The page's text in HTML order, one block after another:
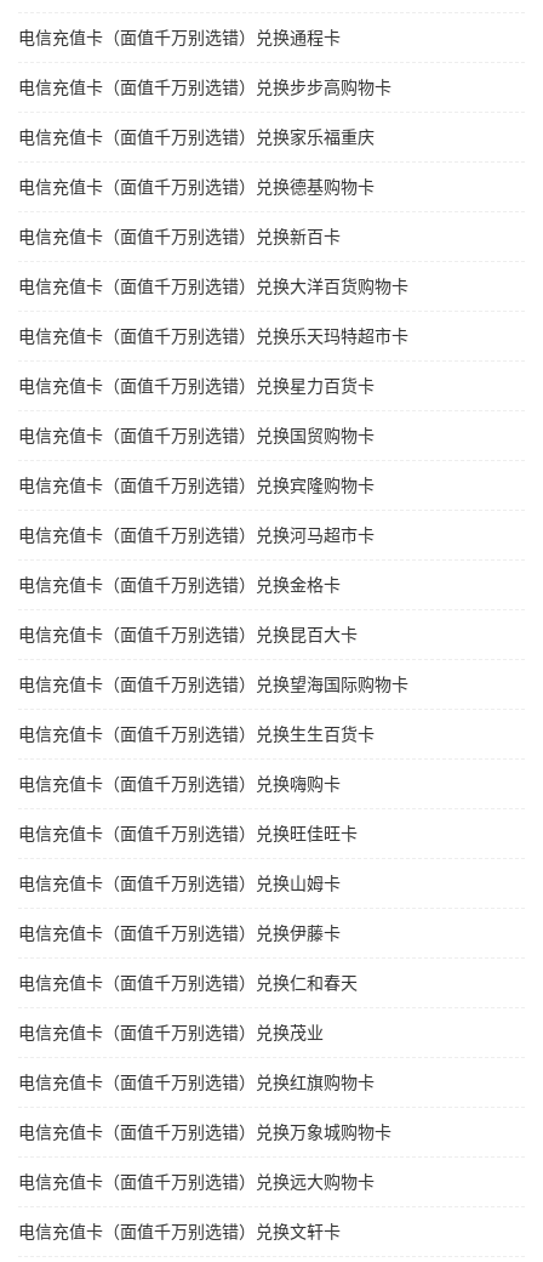
电信充值卡（面值千万别选错）兑换通程卡
电信充值卡（面值千万别选错）兑换步步高购物卡
电信充值卡（面值千万别选错）兑换家乐福重庆
电信充值卡（面值千万别选错）兑换德基购物卡
电信充值卡（面值千万别选错）兑换新百卡
电信充值卡（面值千万别选错）兑换大洋百货购物卡
电信充值卡（面值千万别选错）兑换乐天玛特超市卡
电信充值卡（面值千万别选错）兑换星力百货卡
电信充值卡（面值千万别选错）兑换国贸购物卡
电信充值卡（面值千万别选错）兑换宾隆购物卡
电信充值卡（面值千万别选错）兑换河马超市卡
电信充值卡（面值千万别选错）兑换金格卡
电信充值卡（面值千万别选错）兑换昆百大卡
电信充值卡（面值千万别选错）兑换望海国际购物卡
电信充值卡（面值千万别选错）兑换生生百货卡
电信充值卡（面值千万别选错）兑换嗨购卡
电信充值卡（面值千万别选错）兑换旺佳旺卡
电信充值卡（面值千万别选错）兑换山姆卡
电信充值卡（面值千万别选错）兑换伊藤卡
电信充值卡（面值千万别选错）兑换仁和春天
电信充值卡（面值千万别选错）兑换茂业
电信充值卡（面值千万别选错）兑换红旗购物卡
电信充值卡（面值千万别选错）兑换万象城购物卡
电信充值卡（面值千万别选错）兑换远大购物卡
电信充值卡（面值千万别选错）兑换文轩卡